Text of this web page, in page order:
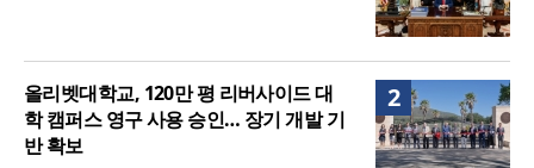
2
올리벳대학교, 120만 평 리버사이드 대
학 캠퍼스 영구 사용 승인… 장기 개발 기
반 확보